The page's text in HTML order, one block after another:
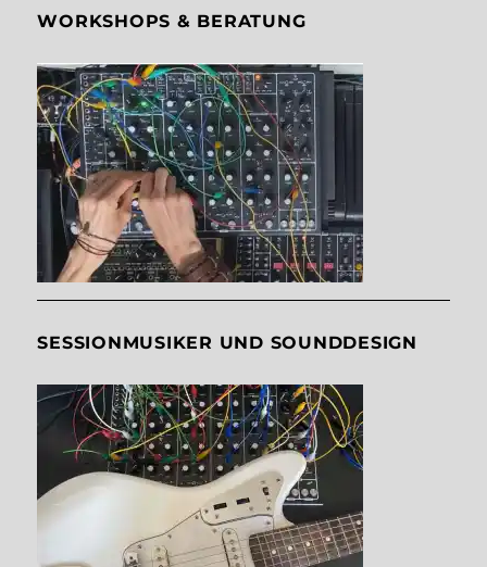
WORKSHOPS & BERATUNG
SESSIONMUSIKER UND SOUNDDESIGN